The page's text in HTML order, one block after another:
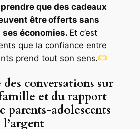
que des cadeaux
être offerts sans
économies. Et c’est
que la confiance entre
prend tout son sens.
conversations sur
et du rapport
parents-adolescents